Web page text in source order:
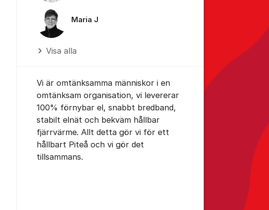
Maria J
Visa alla
Vi är omtänksamma människor i en
omtänksam organisation, vi levererar
100% förnybar el, snabbt bredband,
stabilt elnät och bekväm hållbar
fjärrvärme. Allt detta gör vi för ett
hållbart Piteå och vi gör det
tillsammans.